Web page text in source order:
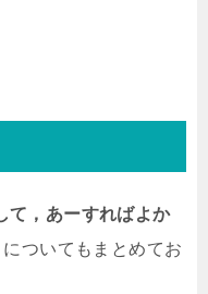
て，あーすればよか
についてもまとめてお